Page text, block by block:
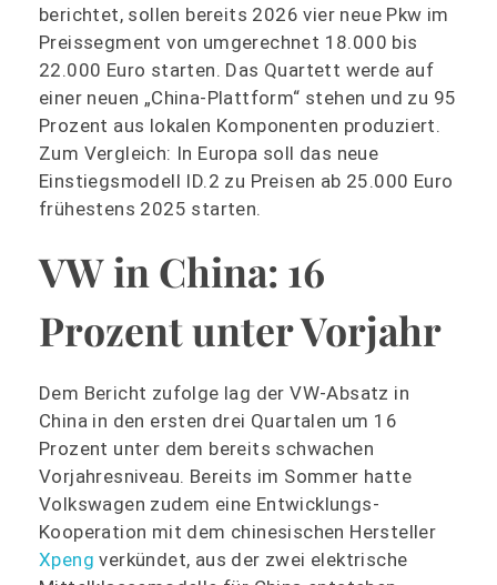
berichtet, sollen bereits 2026 vier neue Pkw im
Preissegment von umgerechnet 18.000 bis
22.000 Euro starten. Das Quartett werde auf
einer neuen „China-Plattform“ stehen und zu 95
Prozent aus lokalen Komponenten produziert.
Zum Vergleich: In Europa soll das neue
Einstiegsmodell ID.2 zu Preisen ab 25.000 Euro
frühestens 2025 starten.
VW in China: 16
Prozent unter Vorjahr
Dem Bericht zufolge lag der VW-Absatz in
China in den ersten drei Quartalen um 16
Prozent unter dem bereits schwachen
Vorjahresniveau. Bereits im Sommer hatte
Volkswagen zudem eine Entwicklungs-
Kooperation mit dem chinesischen Hersteller
Xpeng verkündet, aus der zwei elektrische